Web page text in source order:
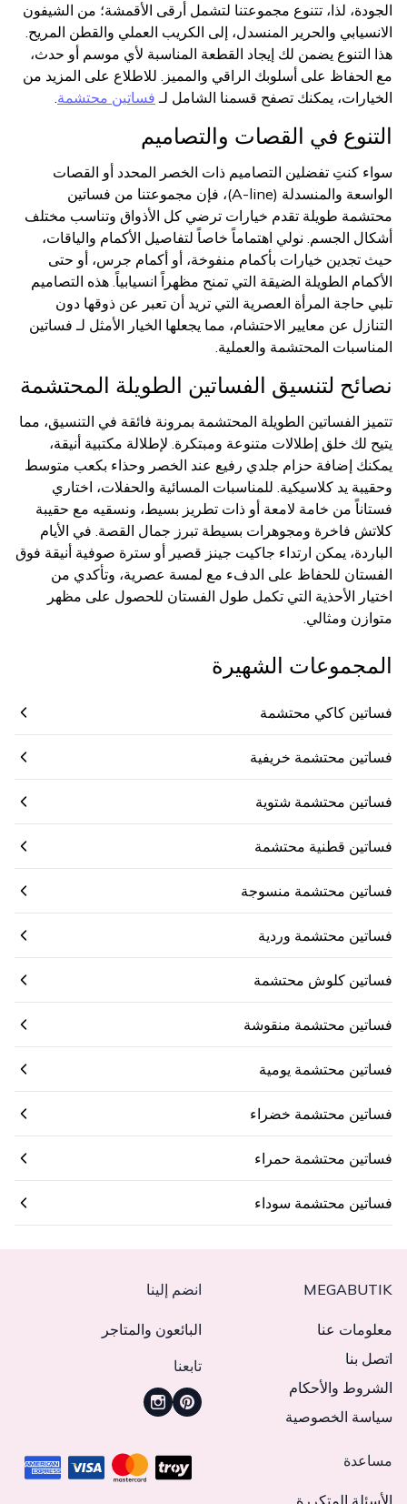
الجودة، لذا، تتنوع مجموعتنا لتشمل أرقى الأقمشة؛ من الشيفون
الانسيابي والحرير المنسدل، إلى الكريب العملي والقطن المريح.
هذا التنوع يضمن لك إيجاد القطعة المناسبة لأي موسم أو حدث،
مع الحفاظ على أسلوبك الراقي والمميز. للاطلاع على المزيد من
الخيارات، يمكنك تصفح قسمنا الشامل لـ فساتين محتشمة.
التنوع في القصات والتصاميم
سواء كنتِ تفضلين التصاميم ذات الخصر المحدد أو القصات
الواسعة والمنسدلة (A-line)، فإن مجموعتنا من فساتين
محتشمة طويلة تقدم خيارات ترضي كل الأذواق وتناسب مختلف
أشكال الجسم. نولي اهتماماً خاصاً لتفاصيل الأكمام والياقات،
حيث تجدين خيارات بأكمام منفوخة، أو أكمام جرس، أو حتى
الأكمام الطويلة الضيقة التي تمنح مظهراً انسيابياً. هذه التصاميم
تلبي حاجة المرأة العصرية التي تريد أن تعبر عن ذوقها دون
التنازل عن معايير الاحتشام، مما يجعلها الخيار الأمثل لـ فساتين
المناسبات المحتشمة والعملية.
نصائح لتنسيق الفساتين الطويلة المحتشمة
تتميز الفساتين الطويلة المحتشمة بمرونة فائقة في التنسيق، مما
يتيح لك خلق إطلالات متنوعة ومبتكرة. لإطلالة مكتبية أنيقة،
يمكنك إضافة حزام جلدي رفيع عند الخصر وحذاء بكعب متوسط
وحقيبة يد كلاسيكية. للمناسبات المسائية والحفلات، اختاري
فستاناً من خامة لامعة أو ذات تطريز بسيط، ونسقيه مع حقيبة
كلاتش فاخرة ومجوهرات بسيطة تبرز جمال القصة. في الأيام
الباردة، يمكن ارتداء جاكيت جينز قصير أو سترة صوفية أنيقة فوق
الفستان للحفاظ على الدفء مع لمسة عصرية، وتأكدي من
اختيار الأحذية التي تكمل طول الفستان للحصول على مظهر
متوازن ومثالي.
المجموعات الشهيرة
فساتين كاكي محتشمة
فساتين محتشمة خريفية
فساتين محتشمة شتوية
فساتين قطنية محتشمة
فساتين محتشمة منسوجة
فساتين محتشمة وردية
فساتين كلوش محتشمة
فساتين محتشمة منقوشة
فساتين محتشمة يومية
فساتين محتشمة خضراء
فساتين محتشمة حمراء
فساتين محتشمة سوداء
MEGABUTIK
معلومات عنا
اتصل بنا
الشروط والأحكام
سياسة الخصوصية
انضم إلينا
البائعون والمتاجر
تابعنا
مساعدة
الأسئلة المتكررة